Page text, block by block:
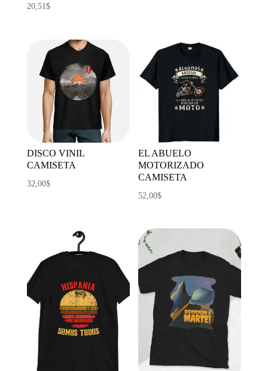
20,51$
desde
hasta
20,50$
DISCO VINIL
CAMISETA
32,00$
EL ABUELO
MOTORIZADO
CAMISETA
52,00$